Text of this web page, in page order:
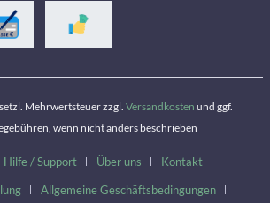
Mehrwertsteuer zzgl. Versandkosten und ggf.
wenn nicht anders beschrieben
Hilfe / Support Über uns
Kontakt
Allgemeine Geschäftsbedingungen